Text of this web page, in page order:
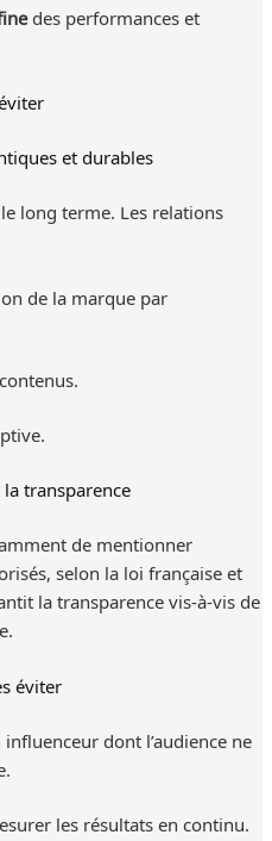
des performances et
et durables
long terme. Les relations
de la marque par
transparence
de mentionner
selon la loi française et
la transparence vis-à-vis de
éviter
dont l’audience ne
les résultats en continu.